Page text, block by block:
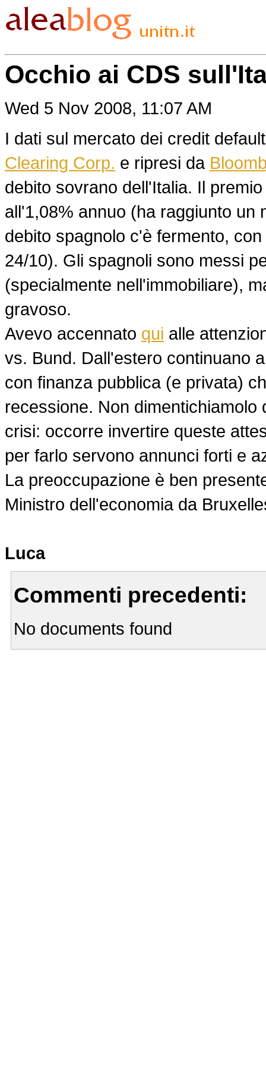
Occhio ai CDS
Wed 5 Nov 2008, 11:07 AM
I dati sul mercato dei credit
Clearing Corp. e ripresi da
debito sovrano dell'Italia. Il
all'1,08% annuo (ha raggiunto un
debito spagnolo c'è fermento,
24/10). Gli spagnoli sono messi
(specialmente nell'immobiliare),
gravoso.
Avevo accennato qui alle
vs. Bund. Dall'estero continuano
con finanza pubblica (e privata)
recessione. Non
crisi: occorre invertire queste
per farlo servono annunci forti e
La preoccupazione è ben
Ministro dell'economia da
Luca
Commenti precedenti:
No documents found